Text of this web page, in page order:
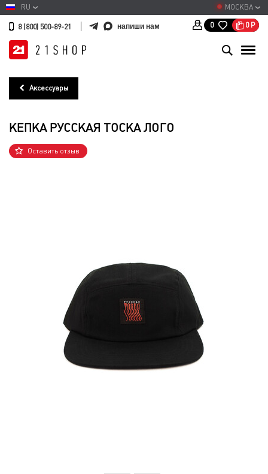
МОСКВА
RU
8 (800) 500-89-21 напиши нам 0 0 Р
Аксессуары
КЕПКА РУССКАЯ ТОСКА ЛОГО
Оставить отзыв